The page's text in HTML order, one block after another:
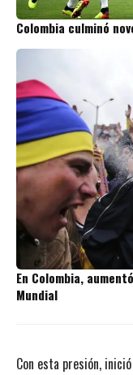
Colombia culminó
En Colombia,
Mundial
Con esta presión,